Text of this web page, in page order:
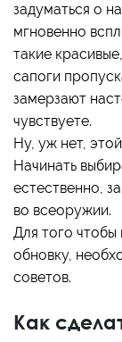
задуматься о
мгновенно
такие
сапоги
замерзают
чувствуете.
Ну, уж нет,
Начинать
естественно,
во всеоружии.
Для того
обновку,
советов.
Как